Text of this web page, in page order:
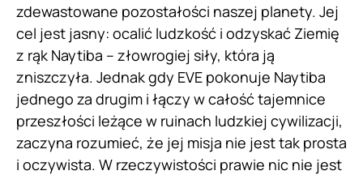
zdewastowane pozostałości naszej planety. Jej
cel jest jasny: ocalić ludzkość i odzyskać Ziemię
z rąk Naytiba – złowrogiej siły, która ją
zniszczyła. Jednak gdy EVE pokonuje Naytiba
jednego za drugim i łączy w całość tajemnice
przeszłości leżące w ruinach ludzkiej cywilizacji,
zaczyna rozumieć, że jej misja nie jest tak prosta
i oczywista. W rzeczywistości prawie nic nie jest